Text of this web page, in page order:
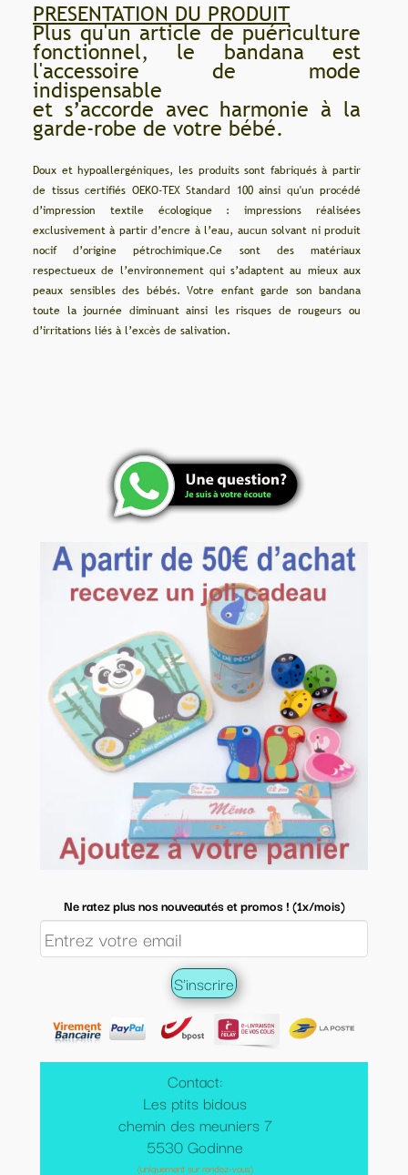
Contact:
Les ptits bidous
chemin des meuniers 7
5530 Godinne
(uniquement sur rendez-vous)
Ne ratez plus nos nouveautés et promos ! (1x/mois)
PRESENTATION DU PRODUIT
Plus qu'un article de puériculture
fonctionnel, le bandana est
l'accessoire de mode
indispensable
et s’accorde avec harmonie à la
garde-robe de votre bébé.
Doux et hypoallergéniques, les produits sont fabriqués à partir
de tissus certifiés OEKO-TEX Standard 100 ainsi qu'un procédé
d’impression textile écologique : impressions réalisées
exclusivement à partir d’encre à l’eau, aucun solvant ni produit
nocif d’origine pétrochimique.Ce sont des matériaux
respectueux de l’environnement qui s’adaptent au mieux aux
peaux sensibles des bébés. Votre enfant garde son bandana
toute la journée diminuant ainsi les risques de rougeurs ou
d’irritations liés à l’excès de salivation.